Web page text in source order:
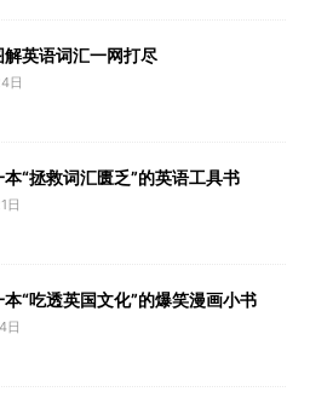
英语词汇一网打尽
日
“拯救词汇匮乏”的英语工具书
日
“吃透英国文化”的爆笑漫画小书
日